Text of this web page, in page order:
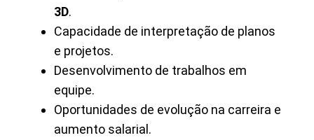
3D.
Capacidade de interpretação de planos
e projetos.
Desenvolvimento de trabalhos em
equipe.
Oportunidades de evolução na carreira e
aumento salarial.